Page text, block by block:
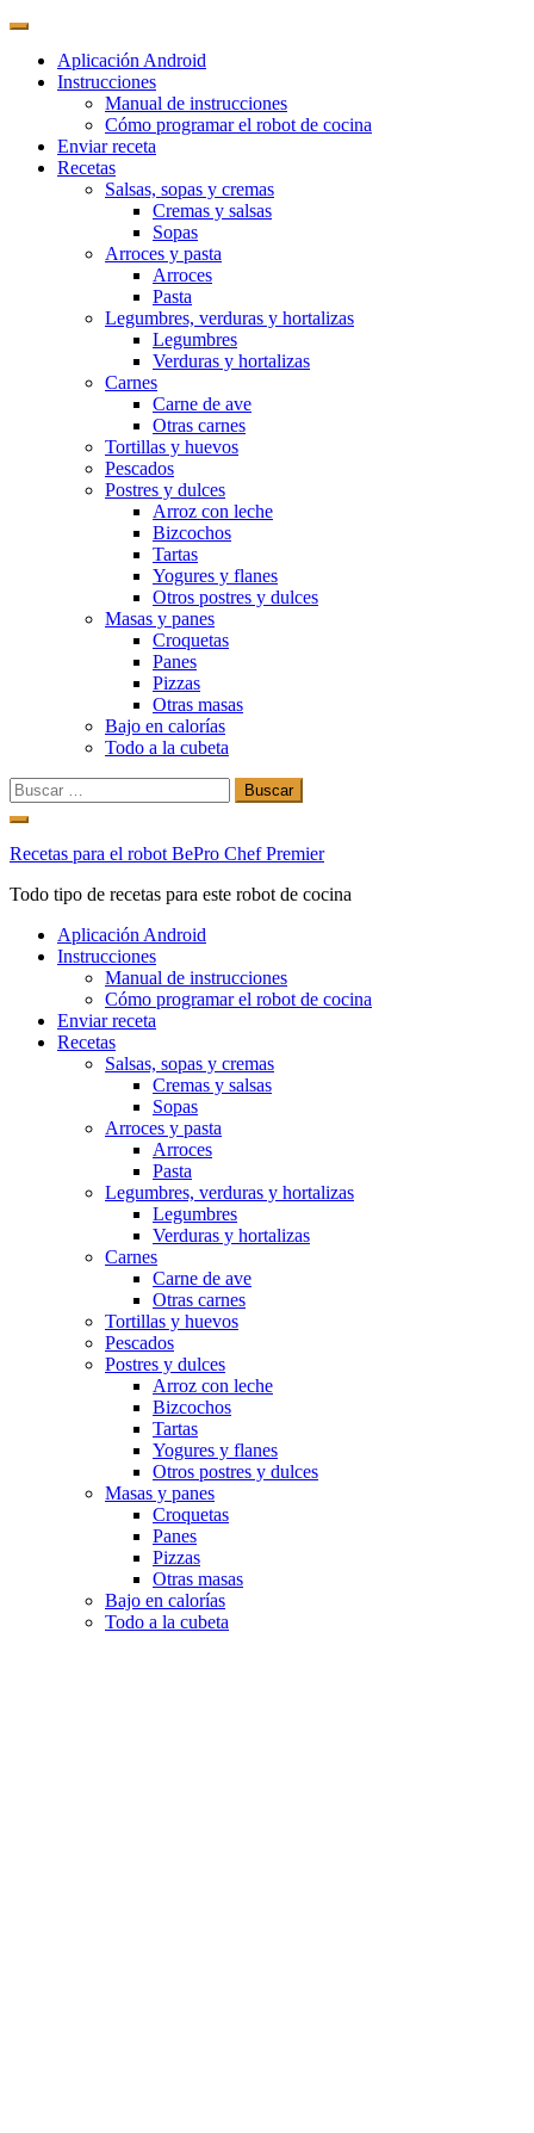
Aplicación Android
Instrucciones
Manual de instrucciones
Cómo programar el robot de cocina
Enviar receta
Recetas
Salsas, sopas y cremas
Cremas y salsas
Sopas
Arroces y pasta
Arroces
Pasta
Legumbres, verduras y hortalizas
Legumbres
Verduras y hortalizas
Carnes
Carne de ave
Otras carnes
Tortillas y huevos
Pescados
Postres y dulces
Arroz con leche
Bizcochos
Tartas
Yogures y flanes
Otros postres y dulces
Masas y panes
Croquetas
Panes
Pizzas
Otras masas
Bajo en calorías
Todo a la cubeta
Buscar:
Ir
contenido
Recetas para el robot BePro Chef Premier
Todo tipo de recetas para este robot de cocina
Aplicación Android
Instrucciones
Manual de instrucciones
Cómo programar el robot de cocina
Enviar receta
Recetas
Salsas, sopas y cremas
Cremas y salsas
Sopas
Arroces y pasta
Arroces
Pasta
Legumbres, verduras y hortalizas
Legumbres
Verduras y hortalizas
Carnes
Carne de ave
Otras carnes
Tortillas y huevos
Pescados
Postres y dulces
Arroz con leche
Bizcochos
Tartas
Yogures y flanes
Otros postres y dulces
Masas y panes
Croquetas
Panes
Pizzas
Otras masas
Bajo en calorías
Todo a la cubeta